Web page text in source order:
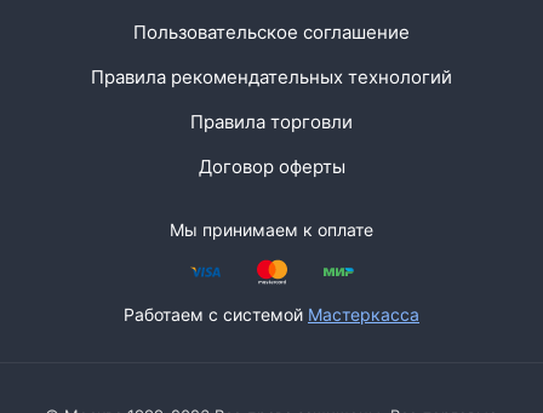
Пользовательское соглашение
Правила рекомендательных технологий
Правила торговли
Договор оферты
Мы принимаем к оплате
Работаем с системой Мастеркасса